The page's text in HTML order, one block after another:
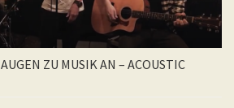
AUGEN ZU MUSIK AN – ACOUSTIC